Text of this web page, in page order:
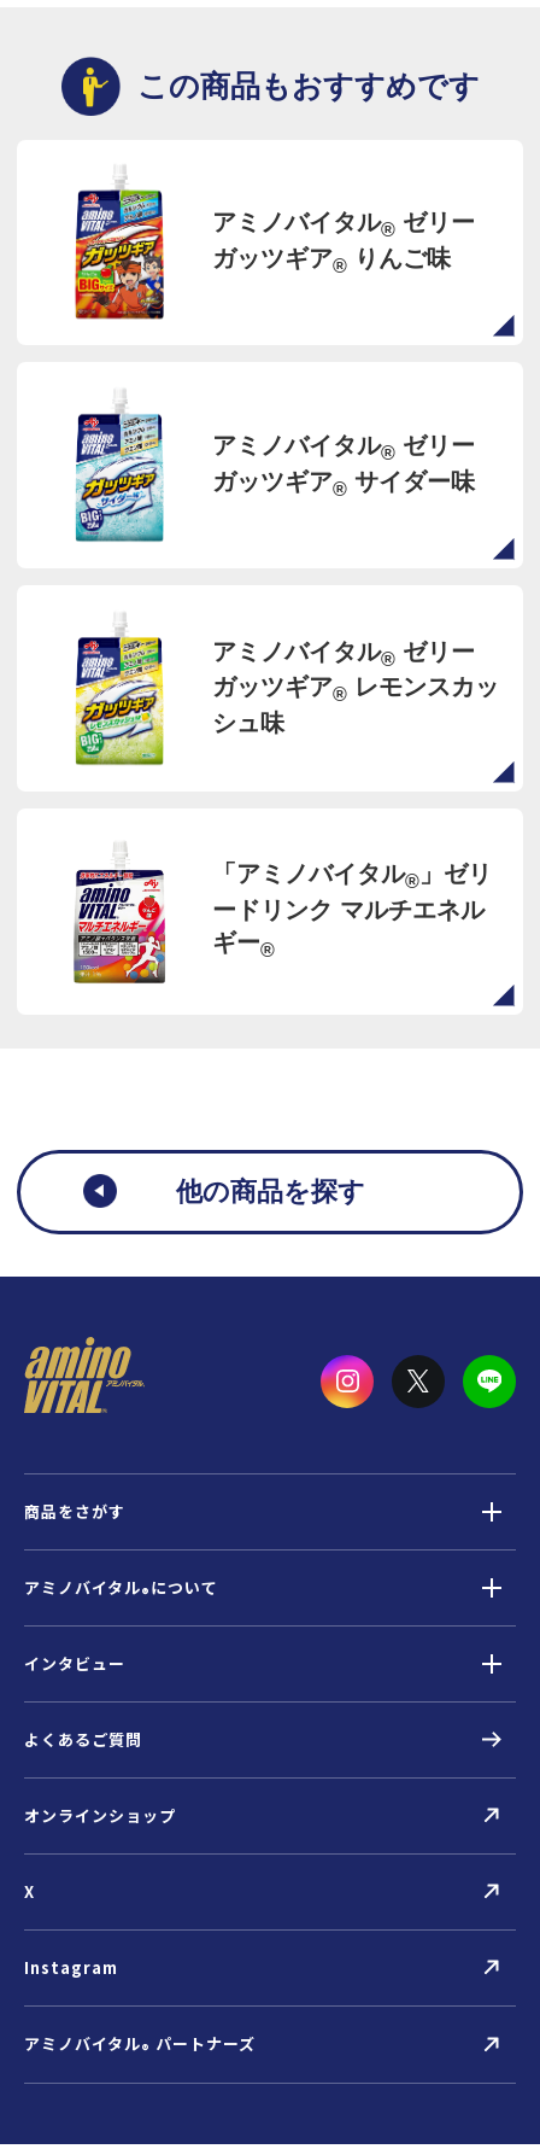
この商品もおすすめです
アミノバイタル® ゼリー
ガッツギア® りんご味
アミノバイタル® ゼリー
ガッツギア® サイダー味
アミノバイタル® ゼリー
ガッツギア® レモンスカッ
シュ味
「アミノバイタル® 」ゼリ
ードリンク マルチエネル
ギー®
他の商品を探す
商品をさがす
アミノバイタル® について
インタビュー
よくあるご質問
オンラインショップ
X
Instagram
アミノバイタル® パートナーズ